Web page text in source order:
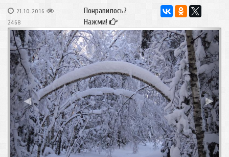
21.10.2016
2468
Понравилось?
Нажми!
◀ ▶